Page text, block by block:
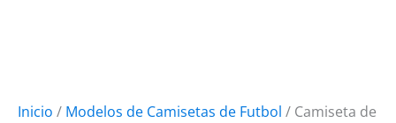
Inicio / Modelos de Camisetas de Futbol / Camiseta de